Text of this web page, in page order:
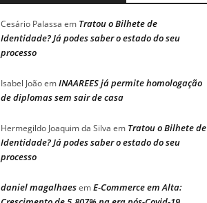
Cesário Palassa em Tratou o Bilhete de
Identidade? Já podes saber o estado do seu
processo
Isabel JoãoemINAAREES já permite homologação
de diplomas sem sair de casa
Hermegildo Joaquim da Silva em Tratou o Bilhete de
Identidade? Já podes saber o estado do seu
processo
daniel magalhaesemE-Commerce em Alta: